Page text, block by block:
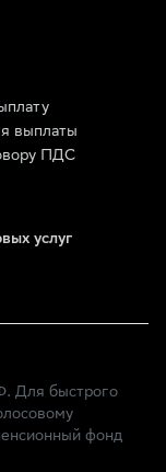
выплаты
ПДС
услуг
Для быстрого
фонд